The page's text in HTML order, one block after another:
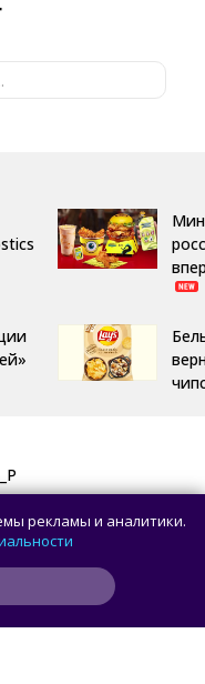
заигрывать
фейковый
рекламы и аналитики.